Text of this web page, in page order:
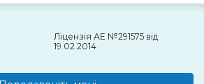
Ліцензія АЕ №291575 від
19.02.2014